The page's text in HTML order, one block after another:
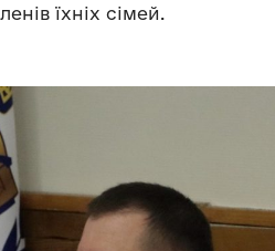
їхніх сімей.